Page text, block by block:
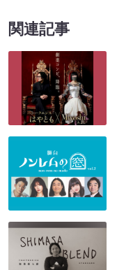
関連記事